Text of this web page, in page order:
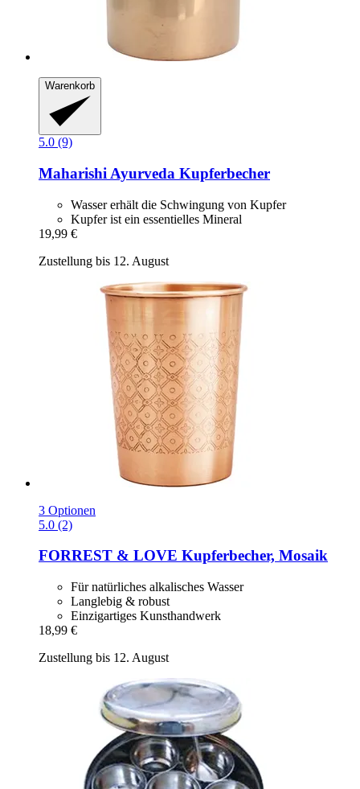
Warenkorb
5.0 (9)
Maharishi Ayurveda Kupferbecher
Wasser erhält die Schwingung von Kupfer
Kupfer ist ein essentielles Mineral
19,99 €
Zustellung bis 12. August
3 Optionen
5.0 (2)
FORREST & LOVE Kupferbecher, Mosaik
Für natürliches alkalisches Wasser
Langlebig & robust
Einzigartiges Kunsthandwerk
18,99 €
Zustellung bis 12. August